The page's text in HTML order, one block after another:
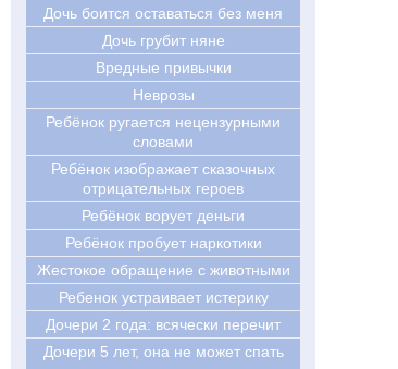
Дочь боится оставаться без меня
Дочь грубит няне
Вредные привычки
Неврозы
Ребёнок ругается нецензурными
словами
Ребёнок изображает сказочных
отрицательных героев
Ребёнок ворует деньги
Ребёнок пробует наркотики
Жестокое обращение с животными
Ребенок устраивает истерику
Дочери 2 года: всячески перечит
Дочери 5 лет, она не может спать